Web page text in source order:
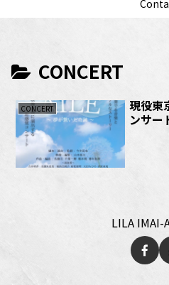
CONCERT
CONCERT
現役東
ンサ
LILA